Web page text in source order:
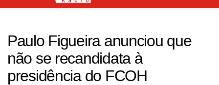
Paulo Figueira anunciou que
não se recandidata à
presidência do FCOH